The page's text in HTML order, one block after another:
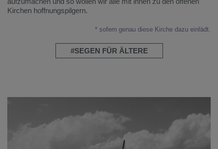
Kirchen hoffnungspilgern.
* sofern genau diese Kirche dazu einlädt.
#SEGEN FÜR ÄLTERE